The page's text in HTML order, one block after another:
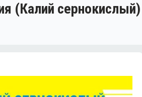
(Калий сернокислый)